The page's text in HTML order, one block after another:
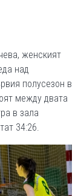
женският
над
полусезон в
между двата
в зала
34:26.